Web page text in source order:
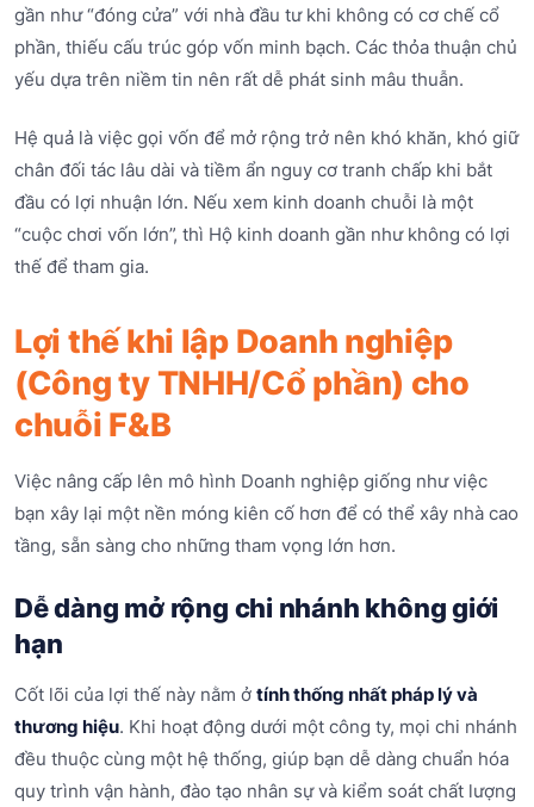
gần như “đóng cửa” với nhà đầu tư khi không có cơ chế cổ
phần, thiếu cấu trúc góp vốn minh bạch. Các thỏa thuận chủ
yếu dựa trên niềm tin nên rất dễ phát sinh mâu thuẫn.
Hệ quả là việc gọi vốn để mở rộng trở nên khó khăn, khó giữ
chân đối tác lâu dài và tiềm ẩn nguy cơ tranh chấp khi bắt
đầu có lợi nhuận lớn. Nếu xem kinh doanh chuỗi là một
“cuộc chơi vốn lớn”, thì Hộ kinh doanh gần như không có lợi
thế để tham gia.
Lợi thế khi lập Doanh nghiệp
(Công ty TNHH/Cổ phần) cho
chuỗi F&B
Việc nâng cấp lên mô hình Doanh nghiệp giống như việc
bạn xây lại một nền móng kiên cố hơn để có thể xây nhà cao
tầng, sẵn sàng cho những tham vọng lớn hơn.
Dễ dàng mở rộng chi nhánh không giới
hạn
Cốt lõi của lợi thế này nằm ở tính thống nhất pháp lý và
thương hiệu. Khi hoạt động dưới một công ty, mọi chi nhánh
đều thuộc cùng một hệ thống, giúp bạn dễ dàng chuẩn hóa
quy trình vận hành, đào tạo nhân sự và kiểm soát chất lượng